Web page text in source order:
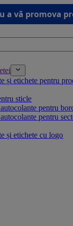
a vă promova
și etichete pentru
sticle
pentru
pentru
și etichete cu logo